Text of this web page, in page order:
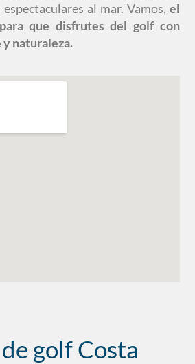
al mar. Vamos, el
que disfrutes del golf con
naturaleza.
golf Costa